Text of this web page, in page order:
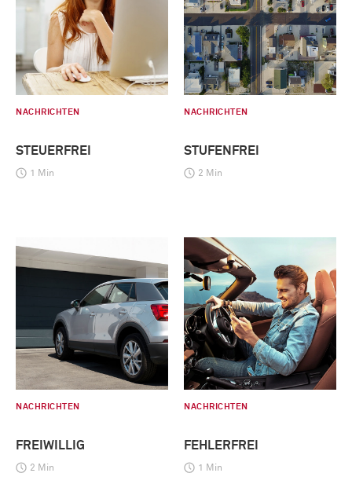
NACHRICHTEN
STEUERFREI
1 Min
NACHRICHTEN
STUFENFREI
2 Min
NACHRICHTEN
FREIWILLIG
2 Min
NACHRICHTEN
FEHLERFREI
1 Min